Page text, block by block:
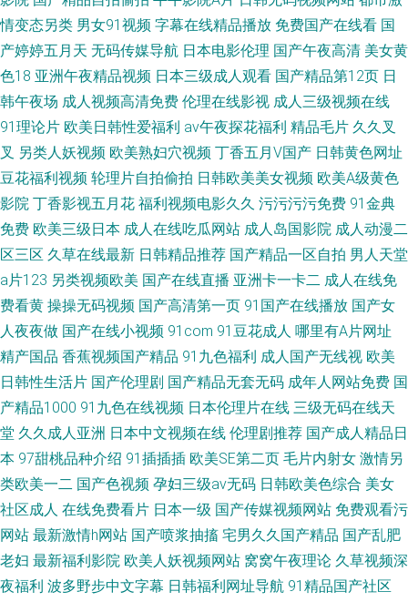
情变态另类 男女91视频 字幕在线精品播放 免费国产在线看 国
产婷婷五月天 无码传媒导航 日本电影伦理 国产午夜高清 美女黄
色18 亚洲午夜精品视频 日本三级成人观看 国产精品第12页 日
韩午夜场 成人视频高清免费 伦理在线影视 成人三级视频在线
91理论片 欧美日韩性爱福利 av午夜探花福利 精品毛片 久久叉
叉 另类人妖视频 欧美熟妇穴视频 丁香五月V国产 日韩黄色网址
豆花福利视频 轮理片自拍偷拍 日韩欧美美女视频 欧美A级黄色
影院 丁香影视五月花 福利视频电影久久 污污污污免费 91金典
免费 欧美三级日本 成人在线吃瓜网站 成人岛国影院 成人动漫二
区三区 久草在线最新 日韩精品推荐 国产精品一区自拍 男人天堂
a片123 另类视频欧美 国产在线直播 亚洲卡一卡二 成人在线免
费看黄 操操无码视频 国产高清第一页 91国产在线播放 国产女
人夜夜做 国产在线小视频 91com 91豆花成人 哪里有A片网址
精产国品 香蕉视频国产精品 91九色福利 成人国产无线视 欧美
日韩性生活片 国产伦理剧 国产精品无套无码 成年人网站免费 国
产精品1000 91九色在线视频 日本伦理片在线 三级无码在线天
堂 久久成人亚洲 日本中文视频在线 伦理剧推荐 国产成人精品日
本 97甜桃品种介绍 91插插插 欧美SE第二页 毛片内射女 激情另
类欧美一二 国产色视频 孕妇三级av无码 日韩欧美色综合 美女
社区成人 在线免费看片 日本一级 国产传媒视频网站 免费观看污
网站 最新激情h网站 国产喷浆抽搐 宅男久久国产精品 国产乱肥
老妇 最新福利影院 欧美人妖视频网站 窝窝午夜理论 久草视频深
夜福利 波多野步中文字幕 日韩福利网址导航 91精品国产社区